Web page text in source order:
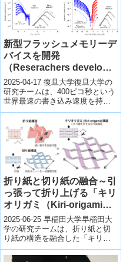
新型フラッシュメモリーデ
バイスを開発
（Reserachers develop
flash memory device）
2025-04-17 復旦大学復旦大学の
研究チームは、400ピコ秒という
世界最速の書き込み速度を持つ
フラッシュメモリ「PoX」を開
発し、『Nature』誌に発表...
折り紙と切り紙の融合～引
っ張って折り上げる「キリ
オリガミ（Kiri-origami）
構造」で伸びる電子回路を
実現～
2025-06-25 早稲田大学早稲田大
学の研究チームは、折り紙と切
り紙の構造を融合した「キリオ
リガミ（Kiri-origami）構造」を
開発した。この構造は、...